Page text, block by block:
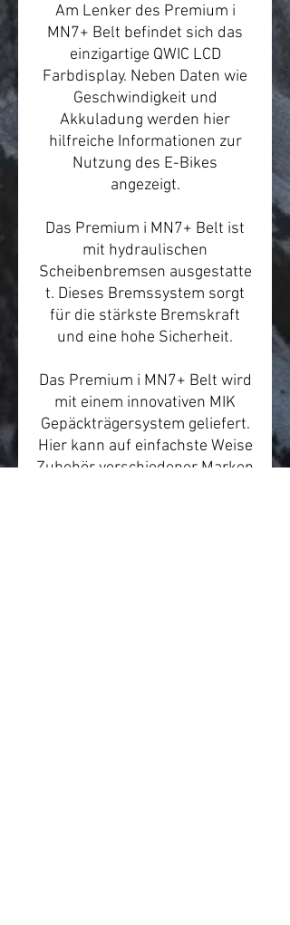
Am Lenker des Premium i
MN7+ Belt befindet sich das
einzigartige QWIC LCD
Farbdisplay. Neben Daten wie
Geschwindigkeit und
Akkuladung werden hier
hilfreiche Informationen zur
Nutzung des E-Bikes
angezeigt.
Das Premium i MN7+ Belt ist
mit hydraulischen
Scheibenbremsen ausgestatte
t. Dieses Bremssystem sorgt
für die stärkste Bremskraft
und eine hohe Sicherheit.
Das Premium i MN7+ Belt wird
mit einem innovativen MIK
Gepäckträgersystem geliefert.
Hier kann auf einfachste Weise
Zubehör verschiedener Marken